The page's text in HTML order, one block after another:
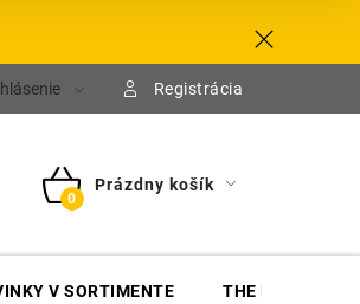
Registrácia
NÁKUPNÝ
Prázdny košík
V SORTIMENTE THE FINISHER